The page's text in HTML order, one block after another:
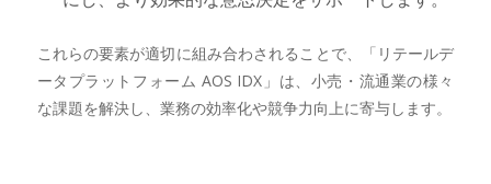
これらの要素が適切に組み合わされることで、「リテールデ
ータプラットフォーム AOS IDX」は、小売・流通業の様々
な課題を解決し、業務の効率化や競争力向上に寄与します。